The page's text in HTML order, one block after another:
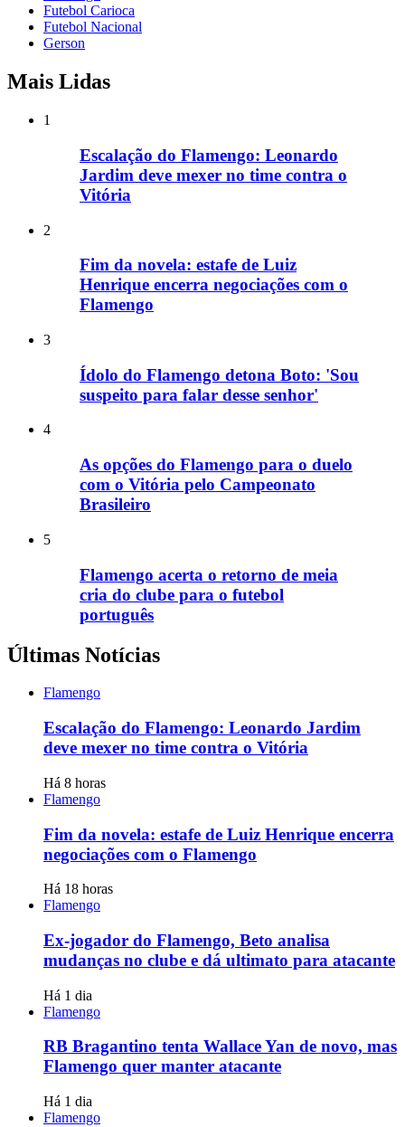
Futebol Carioca
Futebol Nacional
Gerson
Mais Lidas
1
Escalação do Flamengo: Leonardo
Jardim deve mexer no time contra o
Vitória
2
Fim da novela: estafe de Luiz
Henrique encerra negociações com o
Flamengo
3
Ídolo do Flamengo detona Boto: 'Sou
suspeito para falar desse senhor'
4
As opções do Flamengo para o duelo
com o Vitória pelo Campeonato
Brasileiro
5
Flamengo acerta o retorno de meia
cria do clube para o futebol
português
Últimas Notícias
Flamengo
Escalação do Flamengo: Leonardo Jardim
deve mexer no time contra o Vitória
Há 8 horas
Flamengo
Fim da novela: estafe de Luiz Henrique encerra
negociações com o Flamengo
Há 18 horas
Flamengo
Ex-jogador do Flamengo, Beto analisa
mudanças no clube e dá ultimato para atacante
Há 1 dia
Flamengo
RB Bragantino tenta Wallace Yan de novo, mas
Flamengo quer manter atacante
Há 1 dia
Flamengo